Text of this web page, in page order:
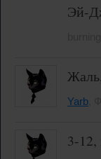
Эй-
Yarb
3-